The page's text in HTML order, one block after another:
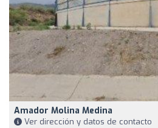
Amador Molina Medina
Ver dirección y datos de contacto